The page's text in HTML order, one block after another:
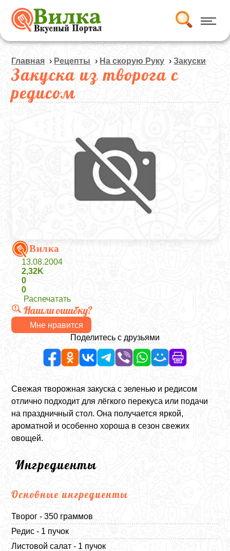
Главная › Рецепты › На скорую Руку ›Закуски
Закуска из творога с
редисом
Вилка
13.08.2004
2,32K
0
0
Распечатать
Нашли ошибку?
Мне нравится
Поделитесь с друзьями
Свежая творожная закуска с зеленью и редисом
отлично подходит для лёгкого перекуса или подачи
на праздничный стол. Она получается яркой,
ароматной и особенно хороша в сезон свежих
овощей.
Ингредиенты
Основные ингредиенты
Творог - 350 граммов
Редис - 1 пучок
Листовой салат - 1 пучок